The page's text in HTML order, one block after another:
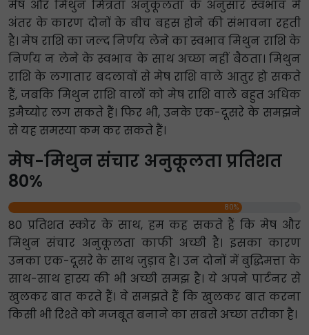
मेष और मिथुन मित्रता अनुकूलता के अनुसार स्वभाव में
अंतर के कारण दोनों के बीच बहस होने की संभावना रहती
है। मेष राशि का जल्द निर्णय लेने का स्वभाव मिथुन राशि के
निर्णय न लेने के स्वभाव के साथ अच्छा नहीं बैठता। मिथुन
राशि के लगातार बदलावों से मेष राशि वाले आतुर हो सकते
हैं, जबकि मिथुन राशि वालों को मेष राशि वाले बहुत अधिक
इमैच्योर लग सकते हैं। फिर भी, उनके एक-दूसरे के समझने
से यह समस्या कम कर सकते हैं।
मेष-मिथुन संचार अनुकूलता प्रतिशत
80%
80%
80 प्रतिशत स्कोर के साथ, हम कह सकते हैं कि मेष और
मिथुन संचार अनुकूलता काफी अच्छी है। इसका कारण
उनका एक-दूसरे के साथ जुड़ाव है। उन दोनों में बुद्धिमत्ता के
साथ-साथ हास्य की भी अच्छी समझ है। ये अपने पार्टनर से
खुलकर बात करते हैं। वे समझते हैं कि खुलकर बात करना
किसी भी रिश्ते को मजबूत बनाने का सबसे अच्छा तरीका है।